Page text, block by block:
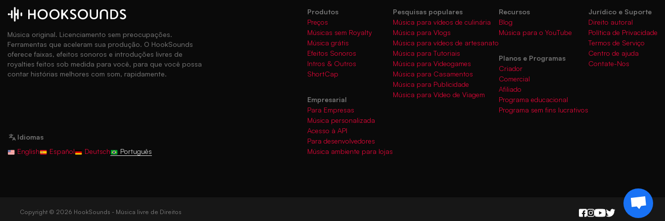
Música original. Licenciamento sem preocupações.
Ferramentas que aceleram sua produção. O HookSounds
oferece faixas, efeitos sonoros e introduções livres de
royalties feitos sob medida para você, para que você possa
contar histórias melhores com som, rapidamente.
Idiomas
English
Español Deutsch Português
Produtos
Preços
Músicas sem Royalty
Música grátis
Efeitos Sonoros
Intros & Outros
ShortCap
Empresarial
Para Empresas
Música personalizada
Acesso à API
Para desenvolvedores
Música ambiente para lojas
Pesquisas populares
Música para vídeos de culinária
Música para Vlogs
Música para vídeos de artesanato
Música para Tutoriais
Música para Videogames
Música para Casamentos
Música para Publicidade
Música para Vídeo de Viagem
Recursos
Blog
Música para o YouTube
Planos e Programas
Criador
Comercial
Afiliado
Programa educacional
Programa sem fins lucrativos
Jurídico e Suporte
Direito autoral
Política de Privacidade
Termos de Serviço
Centro de ajuda
Contate-Nos
Copyright © 2026 HookSounds - Música livre de Direitos